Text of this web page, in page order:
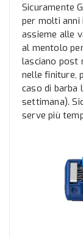
Sicuramente
per molti anni
assieme alle
al mentolo
lasciano post
nelle finiture,
caso di barba
settimana).
serve più